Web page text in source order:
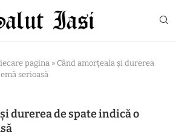
pagina » Când amorțeala și durerea
serioasă
durerea de spate indică o